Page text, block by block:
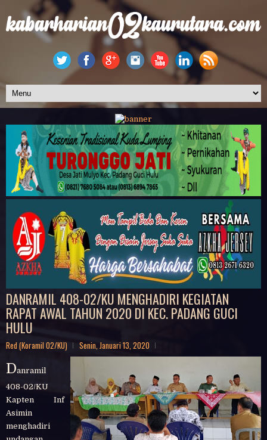
DANRAMIL 408-02/KU MENGHADIRI KEGIATAN
RAPAT AWAL TAHUN 2020 DI KEC. PADANG GUCI
HULU
Red (Koramil 02/KU) Senin, Januari 13, 2020
Danramil
408-02/KU
Kapten Inf
Asimin
menghadiri